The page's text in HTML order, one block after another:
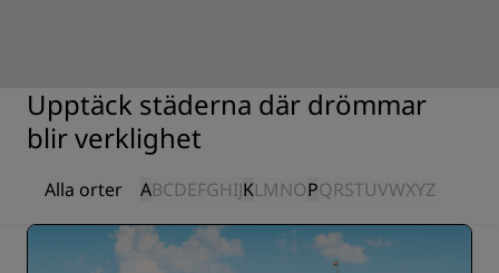
Upptäck städerna där drömmar
blir verklighet
Alla orter ABCDEFGHIJKLMNOPQRSTUVWXYZ